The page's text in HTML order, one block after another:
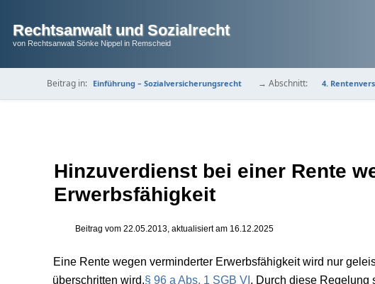
Rechtsanwalt und Sozialrecht
von Rechtsanwalt Sönke Nippel in Remscheid
Beitrag in: Einführung – Sozialversicherungsrecht → Abschnitt: 4.
Hinzuverdienst bei einer Rente
Erwerbsfähigkeit
Beitrag vom 22.05.2013 , aktualisiert am 16.12.2025
Eine Rente wegen verminderter Erwerbsfähigkeit wird nur
überschritten wird,§ 96 a Abs. 1 SGB VI . Durch diese Regelung